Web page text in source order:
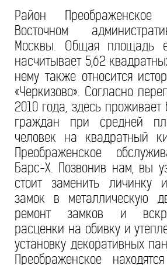
Район
Восточном
Москвы. Общая площадь
насчитывает 5,62
нему также относится
«Черкизово». Согласно
2010 года, здесь
граждан при средней
человек на квадратный
Преображенское
Барс-Х. Позвонив нам, вы
стоит заменить личинку
замок в металлическую
ремонт замков и
расценки на обивку и
установку декоративных
Преображенское